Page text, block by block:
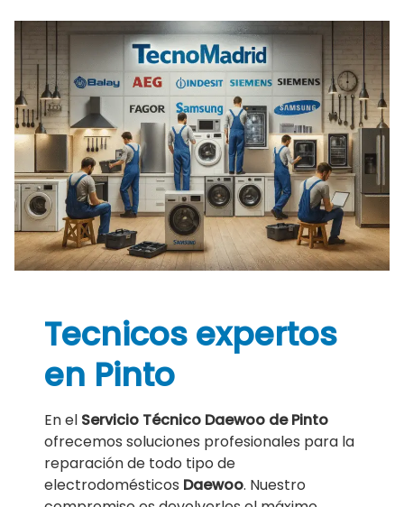
Tecnicos expertos
en Pinto
En el Servicio Técnico Daewoo de Pinto
ofrecemos soluciones profesionales para la
reparación de todo tipo de
electrodomésticos Daewoo. Nuestro